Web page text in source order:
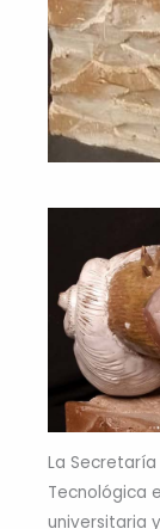
La
Tecnológica
universitaria